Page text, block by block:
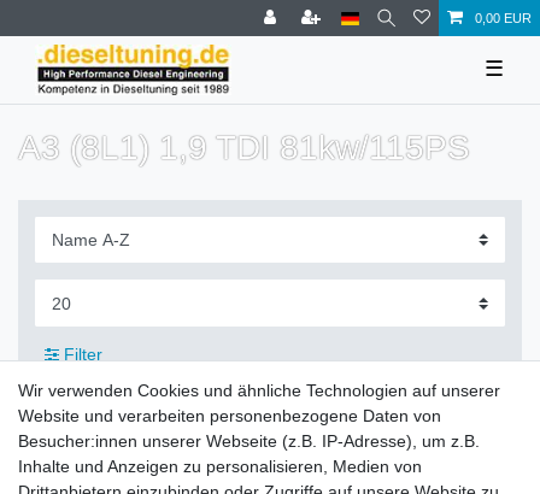
0,00 EUR
☰
A3 (8L1) 1,9 TDI 81kw/115PS
Filter
Zahlung und Versand
Wir verwenden Cookies und ähnliche Technologien auf unserer
Website und verarbeiten personenbezogene Daten von
Besucher:innen unserer Webseite (z.B. IP-Adresse), um z.B.
Inhalte und Anzeigen zu personalisieren, Medien von